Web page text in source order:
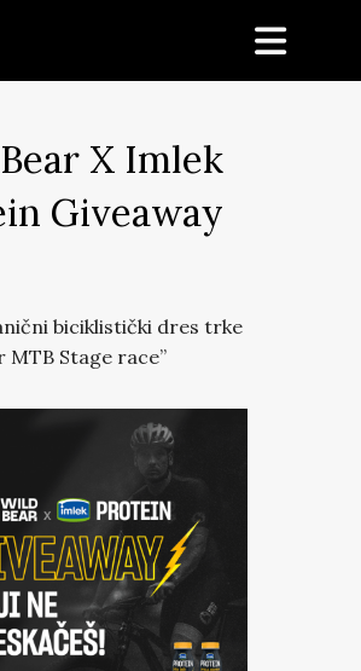
X Imlek
Giveaway
biciklistički dres trke
MTB Stage race”